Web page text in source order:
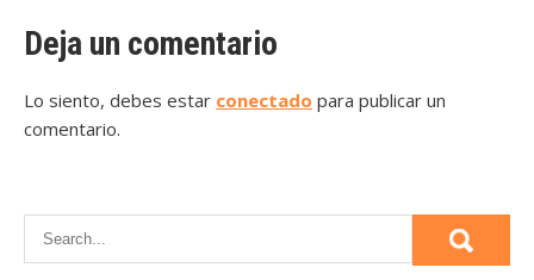
entradas
Deja un comentario
Lo siento, debes estar conectado para publicar un
comentario.